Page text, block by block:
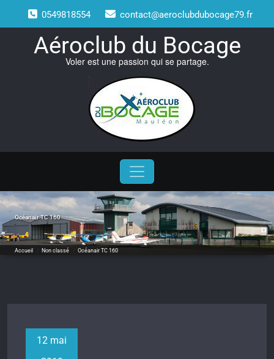
content
0549818554 contact@aeroclubdubocage79.fr
Aéroclub du Bocage
Voler est une passion qui se partage.
Océanair TC 160
Accueil Non classé Océanair TC 160
12 mai